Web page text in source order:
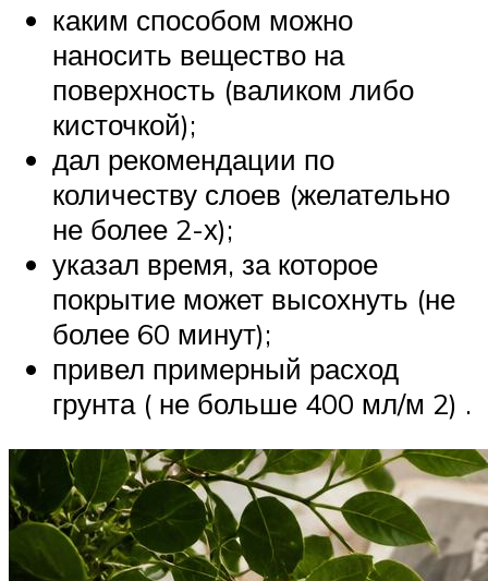
каким способом можно
наносить вещество на
поверхность (валиком либо
кисточкой);
дал рекомендации по
количеству слоев (желательно
не более 2-х);
указал время, за которое
покрытие может высохнуть (не
более 60 минут);
привел примерный расход
грунта ( не больше 400 мл/м 2) .